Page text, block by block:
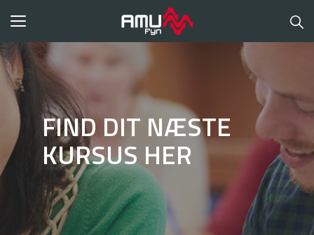
Toggle
FIND DIT NÆSTE
KURSUS HER